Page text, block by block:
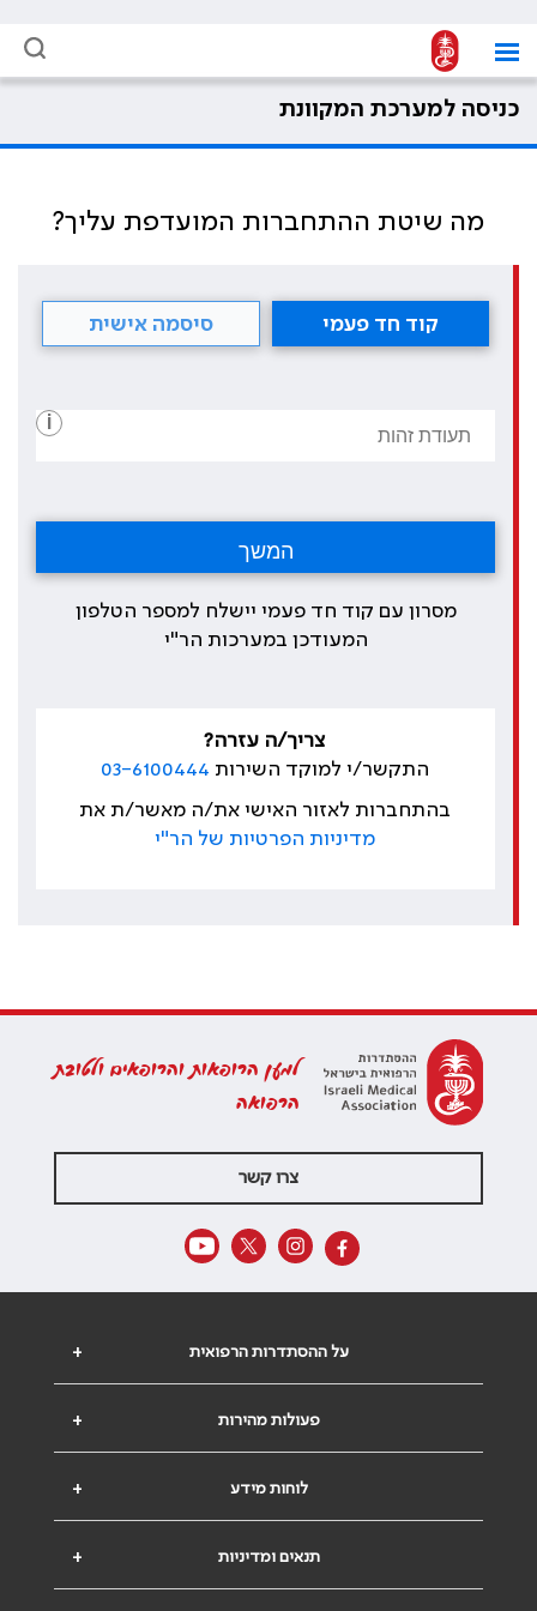
כניסה למערכת המקוונת
מה שיטת ההתחברות המועדפת עליך?
קוד חד פעמי סיסמה אישית
i
מסרון עם קוד חד פעמי יישלח למספר הטלפון
המעודכן במערכות הר"י
צריך/ה עזרה?
התקשר/י למוקד השירות 03-6100444
בהתחברות לאזור האישי את/ה מאשר/ת את
מדיניות הפרטיות של הר"י
למען הרופאות והרופאים ולטובת
הרפואה
צרו קשר
+ על ההסתדרות הרפואית
+ פעולות מהירות
+ לוחות מידע
+ תנאים ומדיניות